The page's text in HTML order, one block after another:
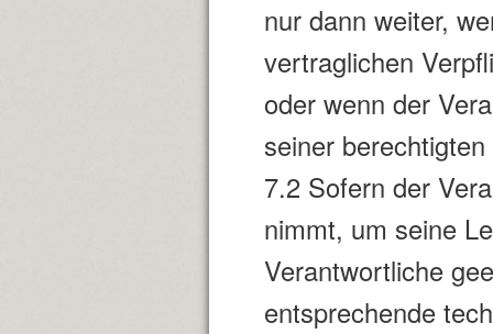
nur dann weiter,
vertraglichen
oder wenn der
seiner
7.2 Sofern der
nimmt, um seine
Verantwortliche
entsprechende